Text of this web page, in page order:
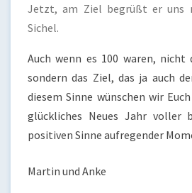
Jetzt, am Ziel begrüßt er uns
Sichel.
Auch wenn es 100 waren, nicht
sondern das Ziel, das ja auch
diesem Sinne wünschen wir
glückliches Neues Jahr voller
positiven Sinne aufregender
Martin und Anke